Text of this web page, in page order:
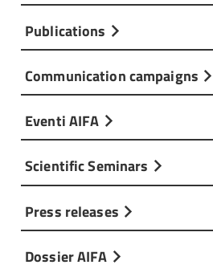
Publications
Communication campaigns
Eventi AIFA
Scientific Seminars
Press releases
Dossier AIFA